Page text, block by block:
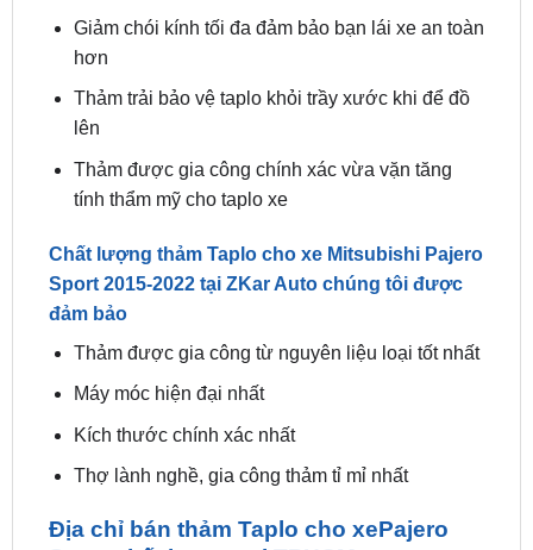
Giảm chói kính tối đa đảm bảo bạn lái xe an toàn
Thảm trải bảo vệ taplo khỏi trầy xước khi để đồ
Thảm được gia công chính xác vừa vặn tăng
tính thẩm mỹ cho taplo xe
Chất lượng thảm Taplo cho xe Mitsubishi Pajero
đảm bảo
Thảm được gia công từ nguyên liệu loại tốt nhất
Máy móc hiện đại nhất
Kích thước chính xác nhất